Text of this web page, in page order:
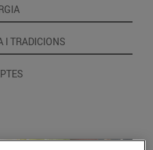
I TRADICIONS